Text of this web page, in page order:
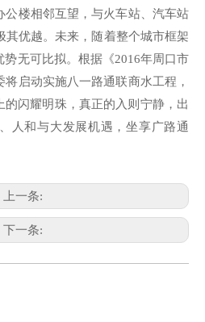
公楼相邻互望，与火车站、汽车站
其优越。未来，随着整个城市框架
无可比拟。根据《2016年周口市
启动实施八一路通联商水工程，
的闪耀明珠，真正的入则宁静，出
人和与大发展机遇，坐享广路通
上一条:
下一条: